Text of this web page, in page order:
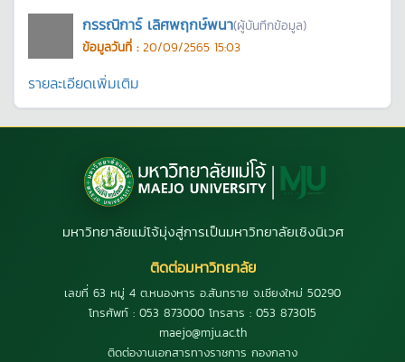
กรรณิการ์ เลิศพฤกษ์พนา(ผู้บันทึกข้อมูล)
ข้อมูลวันที่ : 20/09/2565 15:03
รายละเอียดเพิ่มเติม
มหาวิทยาลัยแม่โจ้มุ่งสู่การเป็นมหาวิทยาลัยเชิงนิเวศ
ติดต่อมหาวิทยาลัย
เลขที่ 63 หมู่ 4 ต.หนองหาร อ.สันทราย จ.เชียงใหม่ 50290
โทรศัพท์ : 053 873000 โทรสาร : 053 873015
maejo@mju.ac.th
ติดต่องานเอกสารทางราชการ กองกลาง